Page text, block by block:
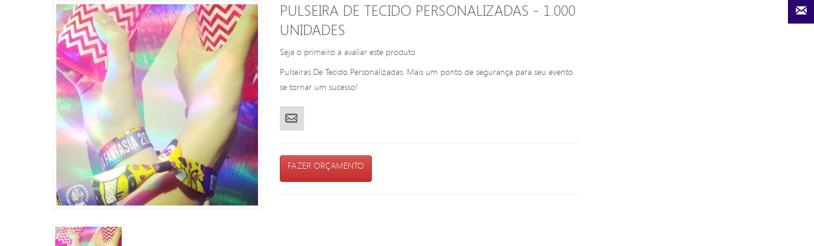
PULSEIRA DE TECIDO PERSONALIZADAS - 1.000
UNIDADES
Seja o primeiro a avaliar este produto
Pulseiras De Tecido Personalizadas. Mais um ponto de segurança para seu evento
se tornar um sucesso!
FAZER ORÇAMENTO